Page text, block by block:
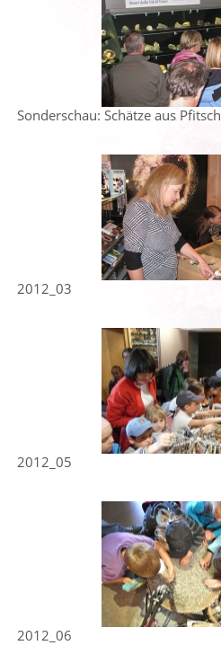
Sonderschau: Schätze aus Pfitsch
2012_03
2012_05
2012_06